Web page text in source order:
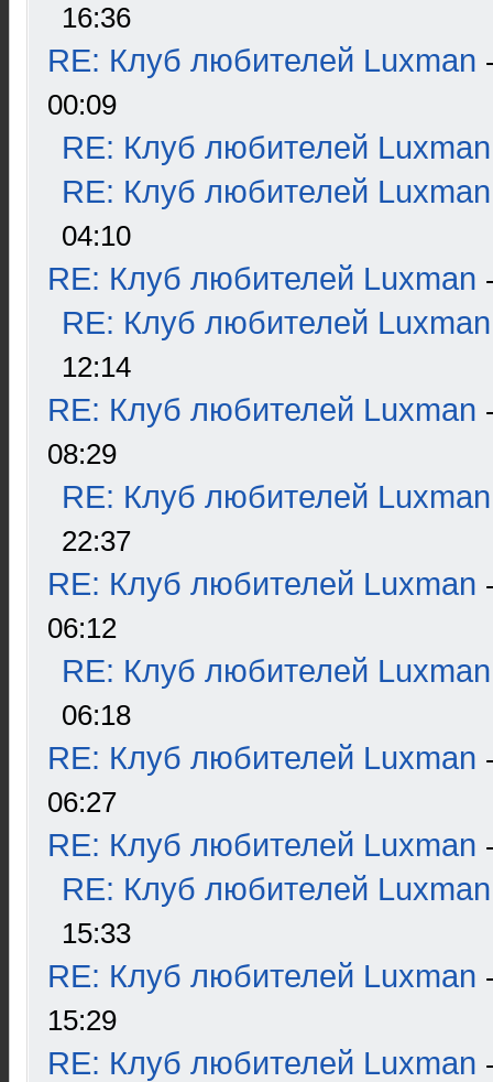
16:36
RE: Клуб любителей Luxman
00:09
RE: Клуб любителей Luxman
RE: Клуб любителей Luxman
04:10
RE: Клуб любителей Luxman
RE: Клуб любителей Luxman
12:14
RE: Клуб любителей Luxman
08:29
RE: Клуб любителей Luxman
22:37
RE: Клуб любителей Luxman
06:12
RE: Клуб любителей Luxman
06:18
RE: Клуб любителей Luxman
06:27
RE: Клуб любителей Luxman
RE: Клуб любителей Luxman
15:33
RE: Клуб любителей Luxman
15:29
RE: Клуб любителей Luxman